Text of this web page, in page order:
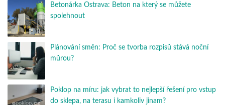
Betonárka Ostrava: Beton na který se můžete
spolehnout
Plánování směn: Proč se tvorba rozpisů stává noční
můrou?
Poklop na míru: jak vybrat to nejlepší řešení pro vstup
do sklepa, na terasu i kamkoliv jinam?